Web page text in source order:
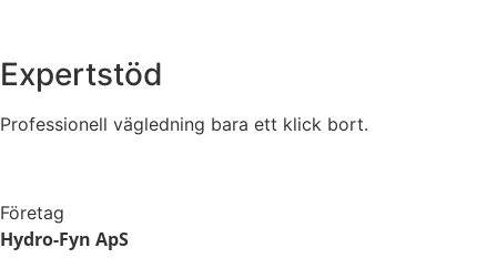
Expertstöd
Professionell vägledning bara ett klick bort.
Företag
Hydro-Fyn ApS